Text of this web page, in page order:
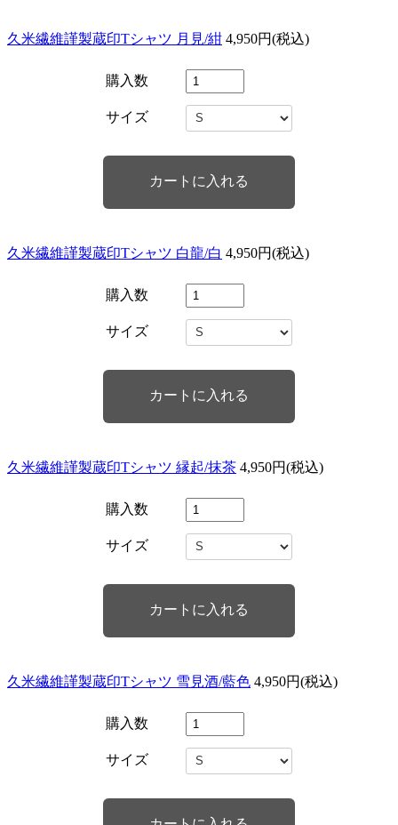
久米繊維謹製蔵印Tシャツ 月見/紺 4,950円(税込)
購入数
サイズ
久米繊維謹製蔵印Tシャツ 白龍/白 4,950円(税込)
購入数
サイズ
久米繊維謹製蔵印Tシャツ 縁起/抹茶 4,950円(税込)
購入数
サイズ
久米繊維謹製蔵印Tシャツ 雪見酒/藍色 4,950円(税込)
購入数
サイズ